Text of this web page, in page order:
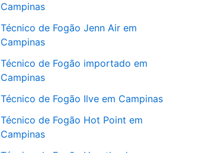
Campinas
Técnico de Fogão Jenn Air em
Campinas
Técnico de Fogão importado em
Campinas
Técnico de Fogão Ilve em Campinas
Técnico de Fogão Hot Point em
Campinas